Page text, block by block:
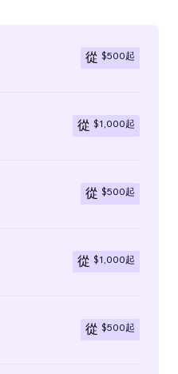
從 $500起
從 $1,000起
從 $500起
從 $1,000起
從 $500起